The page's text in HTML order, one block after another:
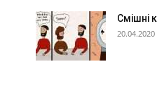
Смішні
20.04.2020